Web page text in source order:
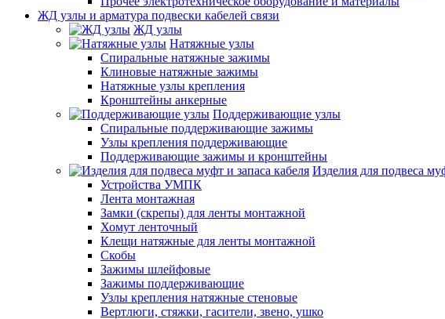
ЖД узлы и арматура подвески кабелей связи
ЖД узлы
Натяжные узлы
Спиральные натяжные зажимы
Клиновые натяжные зажимы
Натяжные узлы крепления
Кронштейны анкерные
Поддерживающие узлы
Спиральные поддерживающие зажимы
Узлы крепления поддерживающие
Поддерживающие зажимы и кронштейны
Изделия для подвеса
Устройства УМПК
Лента монтажная
Замки (скрепы) для ленты монтажной
Хомут ленточный
Клещи натяжные для ленты монтажной
Скобы
Зажимы шлейфовые
Зажимы поддерживающие
Узлы крепления натяжные стеновые
Вертлюги, стяжки, гасители, звено, ушко